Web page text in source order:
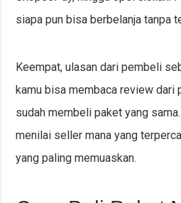
siapa pun bisa berbelanja tanpa
Keempat, ulasan dari pembeli
kamu bisa membaca review dari
sudah membeli paket yang
menilai seller mana yang
yang paling memuaskan.